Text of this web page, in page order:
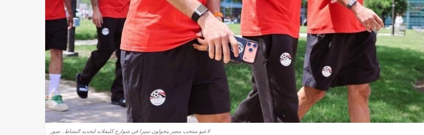
لاعبو منتخب مصر يتجولون سيرا في شوارع كليفلاند لتجديد النشاط.. صور